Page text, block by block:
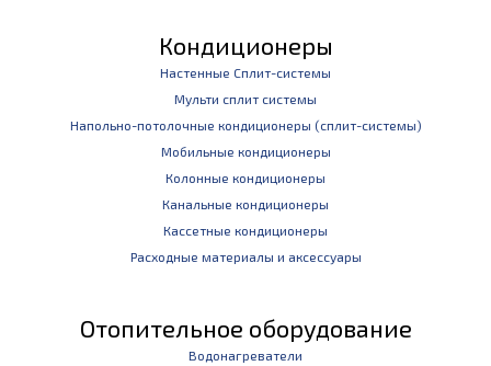
Кондиционеры
Настенные Сплит-системы
Мульти сплит системы
Напольно-потолочные кондиционеры (сплит-системы)
Мобильные кондиционеры
Колонные кондиционеры
Канальные кондиционеры
Кассетные кондиционеры
Расходные материалы и аксессуары
Отопительное оборудование
Водонагреватели